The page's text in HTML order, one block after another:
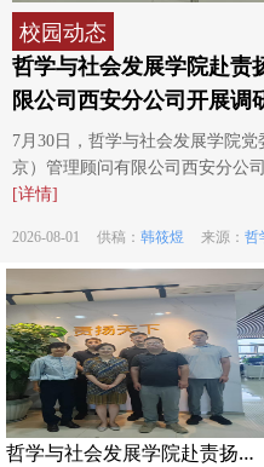
校园动态
哲学与社会发展学院赴责
限公司西安分公司开展调
7月30日，哲学与社会发展学院
京）管理顾问有限公司西安分公
[详情]
2026-08-01 供稿： 韩筱煜 来源： 哲
哲学与社会发展学院赴责扬天下（北京）管理顾问有限公司西安分公司开展调研交流